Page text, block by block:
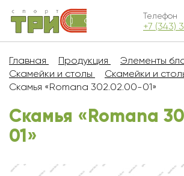
Телефон
+7 (343)
Главная Продукция
Элементы
Скамейки и столы
Скамейки и
Скамья «Romana 302.02.00-01»
Скамья «Romana
01»